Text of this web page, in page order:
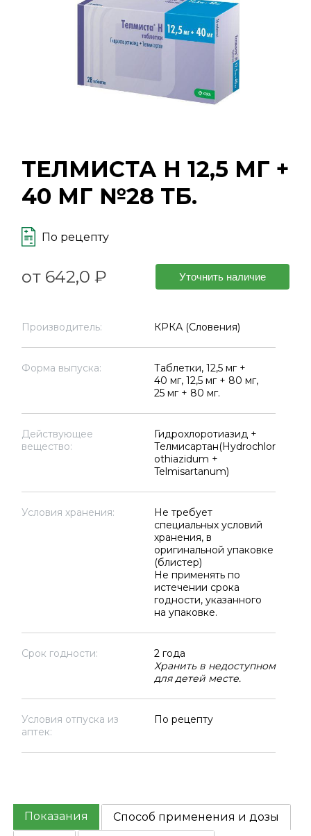
ТЕЛМИСТА Н 12,5 МГ +
40 МГ №28 ТБ.
По рецепту
от 642,0 ₽ Уточнить наличие
Производитель: КРКА (Словения)
Форма выпуска:
Таблетки, 12,5 мг +
40 мг, 12,5 мг + 80 мг,
25 мг + 80 мг.
Действующее
вещество:
Гидрохлоротиазид +
Телмисартан(Hydrochlor
othiazidum +
Telmisartanum)
Условия хранения:
Не требует
специальных условий
хранения, в
оригинальной упаковке
(блистер)
Не применять по
истечении срока
годности, указанного
на упаковке.
Срок годности:
2 года
Хранить в недоступном
для детей месте.
Условия отпуска из
аптек:
По рецепту
Показания
Способ применения и дозы